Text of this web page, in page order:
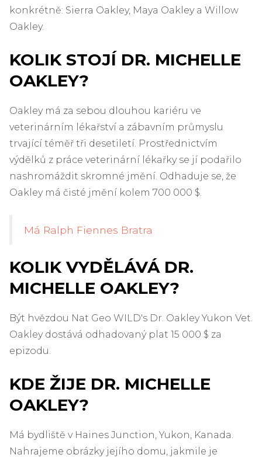
konkrétně: Sierra Oakley, Maya Oakley a Willow
Oakley.
KOLIK STOJÍ DR. MICHELLE
OAKLEY?
Oakley má za sebou dlouhou kariéru ve
veterinárním lékařství a zábavním průmyslu
trvající téměř tři desetiletí. Prostřednictvím
výdělků z práce veterinární lékařky se jí podařilo
nashromáždit skromné ​​jmění. Odhaduje se, že
Oakley má čisté jmění kolem 700 000 $.
Má Ralph Fiennes Bratra
KOLIK VYDĚLÁVÁ DR.
MICHELLE OAKLEY?
Být hvězdou Nat Geo WILD's Dr. Oakley Yukon Vet.
Oakley dostává odhadovaný plat 15 000 $ za
epizodu.
KDE ŽIJE DR. MICHELLE
OAKLEY?
Má bydliště v Haines Junction, Yukon, Kanada.
Nahrajeme obrázky jejího domu, jakmile je